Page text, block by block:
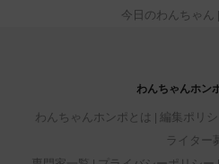
今日のわんちゃん
わんちゃんホン
わんちゃんホンポとは 編集ポリシ
ライター